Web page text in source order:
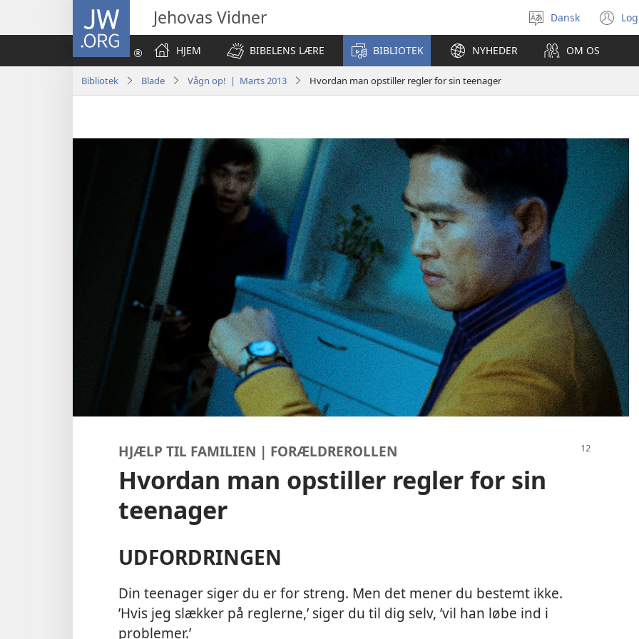
JW.ORG Jehovas Vidner
Vælg
sprog
Dansk
HJEM
BIBELENS LÆRE BIBLIOTEK NYHEDER OM OS
Bibliotek Blade Vågn op! | Marts 2013 Hvordan man opstiller regler for sin teenager
HJÆLP TIL FAMILIEN | FORÆLDREROLLEN
Hvordan man opstiller regler for sin
teenager
UDFORDRINGEN
Din teenager siger du er for streng. Men det mener du bestemt ikke.
’Hvis jeg slækker på reglerne,’ siger du til dig selv, ’vil han løbe ind i
problemer.’